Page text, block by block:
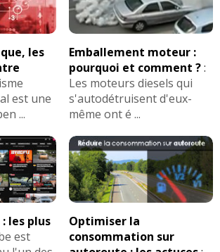
les
est une
...
Emballement moteur :
pourquoi et comment ?:
Les moteurs diesels qui
s'autodétruisent d'eux-
même ont é ...
les plus
est
Optimiser la
consommation sur